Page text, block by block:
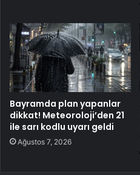
Bayramda plan yapanlar
dikkat! Meteoroloji’den 21
ile sarı kodlu uyarı geldi
Ağustos 7, 2026